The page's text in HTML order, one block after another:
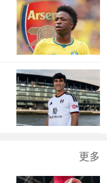
更多